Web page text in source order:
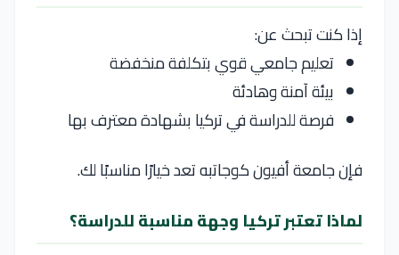
إذا كنت تبحث عن:
تعليم جامعي قوي بتكلفة منخفضة
بيئة آمنة وهادئة
فرصة للدراسة في تركيا بشهادة معترف بها
فإنجامعة أفيون كوجاتبهتعد خيارًا مناسبًا لك.
لماذا تعتبر تركيا وجهة مناسبة للدراسة؟